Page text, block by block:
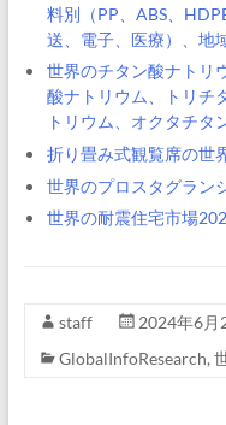
料別（PP、ABS、
送、電子、医療）、地
世界のチタン酸ナトリ
酸ナトリウム、トリチ
トリウム、オクタチタ
折り畳み式観覧席の世
世界のプロスタグラン
世界の耐震住宅市場
staff
2024年6月
GlobalInfoResearch,